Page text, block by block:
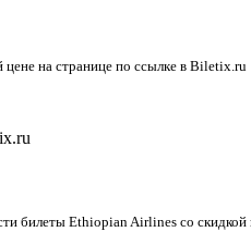
на странице по ссылке в Biletix.ru
билеты Ethiopian Airlines со